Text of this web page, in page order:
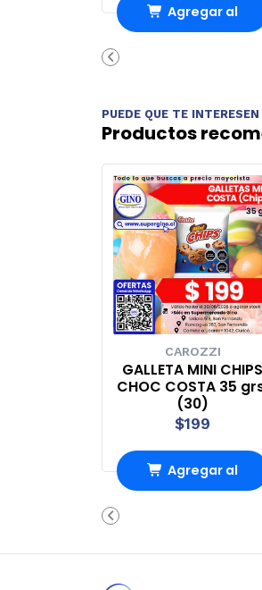
Agregar al
Carro
PUEDE QUE TE
Productos
CAROZZI
GALLETA MINI CHIPS
CHOC COSTA 35
(30)
$199
Agregar al